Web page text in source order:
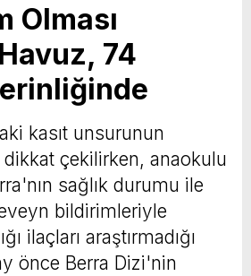
Olması
74
kasıt unsurunun
dikkat çekilirken, anaokulu
sağlık durumu ile
bildirimleriyle
ilaçları araştırmadığı
önce Berra Dizi'nin